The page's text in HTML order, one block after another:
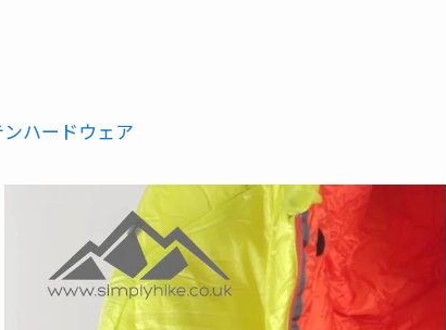
ハードウェア